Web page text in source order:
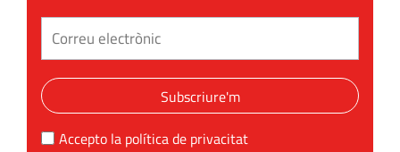
Subscriure'm
Accepto la política de privacitat